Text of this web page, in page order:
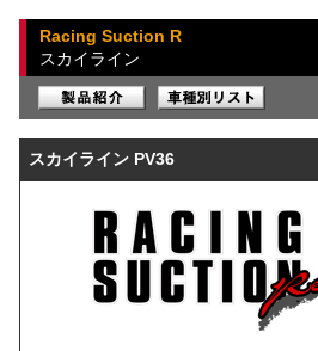
Racing Suction R
スカイライン
スカイライン PV36